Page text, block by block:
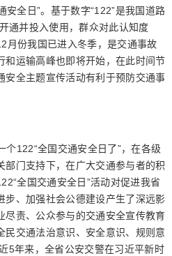
安全日”。基于数字“122”是我国道路
通并投入使用，群众对此认知度
月份我国已进入冬季，是交通事故
和运输高峰也即将开始，在此时间节
安全主题宣传活动有利于预防交通事
122“全国交通安全日了”，在各级
部门支持下，在广大交通参与者的积
全国交通安全日”活动对促进我省
步、加强社会公德建设产生了深远影
尽责、公众参与的交通安全宣传教育
民交通法治意识、安全意识、规则意
5年来，全省公安交警在习近平新时